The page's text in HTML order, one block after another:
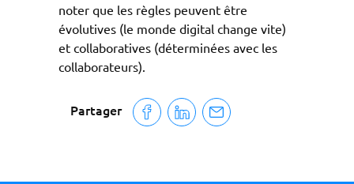
noter que les règles peuvent être
évolutives (le monde digital change vite)
et collaboratives (déterminées avec les
collaborateurs).
Partager